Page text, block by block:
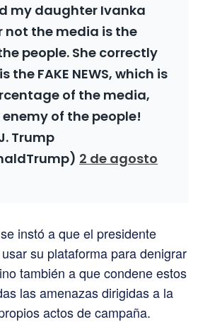
my daughter Ivanka
not the media is the
people. She correctly
the FAKE NEWS, which is
of the media,
of the people!
Trump
2 de agosto
instó a que el presidente
su plataforma para denigrar
también a que condene estos
las amenazas dirigidas a la
actos de campaña.